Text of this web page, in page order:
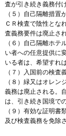
査が引き続き義務付
（５）自己隔離措置
ＣＲ検査で陰性とな
査義務要件は廃止され
（６）自己隔離ホ
い者への任意提供に
いる者は、希望すれ
（７）入国前の検査
（８）緑又はオレン
義務は廃止される。
は、引き続き国境で
（９）有効な証明
及び検査義務を免除